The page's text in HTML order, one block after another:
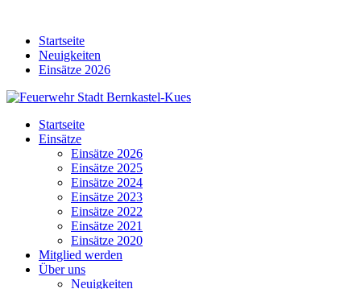
contentStartseite
Neuigkeiten
Einsätze 2026
Startseite
Einsätze
Einsätze 2026
Einsätze 2025
Einsätze 2024
Einsätze 2023
Einsätze 2022
Einsätze 2021
Einsätze 2020
Mitglied werden
Über uns
Neuigkeiten